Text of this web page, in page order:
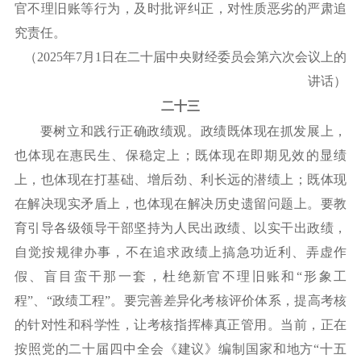
官不理旧账等行为，及时批评纠正，对性质恶劣的严肃追
究责任。
（2025年7月1日在二十届中央财经委员会第六次会议上的
讲话）
二十三
要树立和践行正确政绩观。政绩既体现在抓发展上，
也体现在惠民生、保稳定上；既体现在即期见效的显绩
上，也体现在打基础、增后劲、利长远的潜绩上；既体现
在解决现实矛盾上，也体现在解决历史遗留问题上。要教
育引导各级领导干部坚持为人民出政绩、以实干出政绩，
自觉按规律办事，不在追求政绩上搞急功近利、弄虚作
假、盲目蛮干那一套，杜绝新官不理旧账和 “形象工
程”、“政绩工程”。要完善差异化考核评价体系，提高考核
的针对性和科学性，让考核指挥棒真正管用。当前，正在
按照党的二十届四中全会《建议》编制国家和地方“十五